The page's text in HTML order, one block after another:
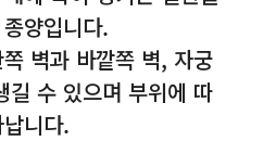
양입니다.
벽과 바깥쪽 벽, 자궁
길 수 있으며 부위에 따
니다.